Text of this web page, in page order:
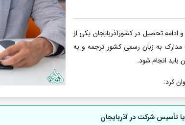
تحصیل در کشورآذربایجان یکی از
مدارک به زبان رسمی کشور ترجمه و به
باید انجام شود.
کرد:
تأسیس شرکت در آذربایجان